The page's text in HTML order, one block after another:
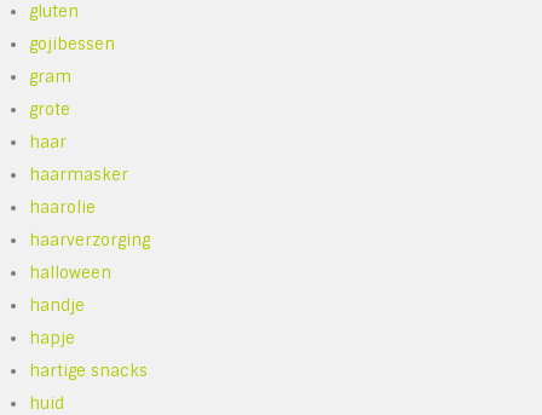
gluten
gojibessen
gram
grote
haar
haarmasker
haarolie
haarverzorging
halloween
handje
hapje
hartige snacks
huid